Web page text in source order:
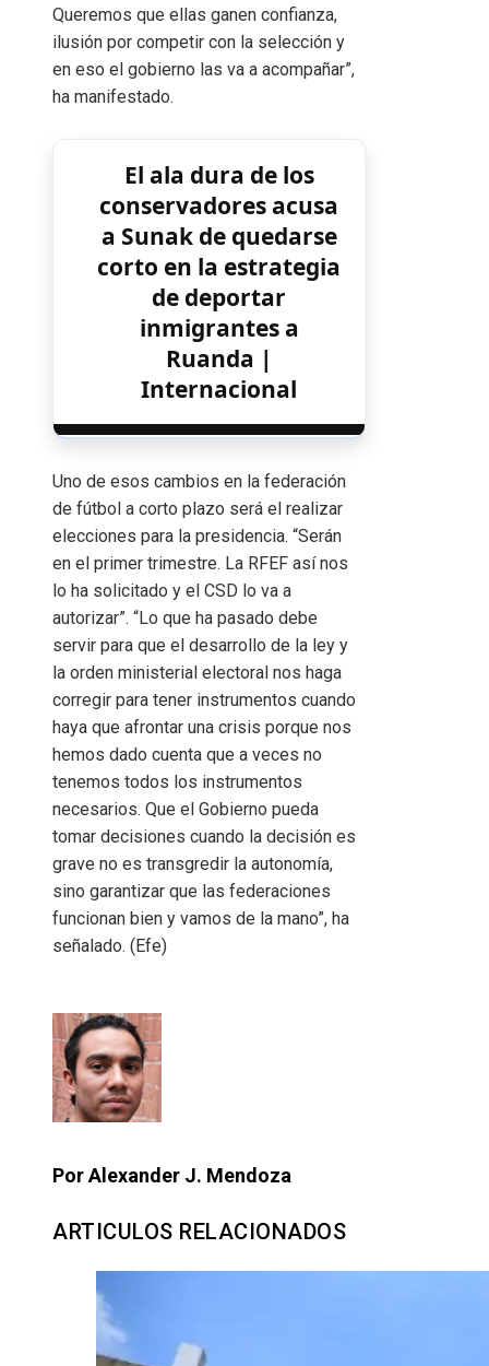
Queremos que ellas ganen confianza,
ilusión por competir con la selección y
en eso el gobierno las va a acompañar”,
ha manifestado.
El ala dura de los
conservadores acusa
a Sunak de quedarse
corto en la estrategia
de deportar
inmigrantes a
Ruanda |
Internacional
Uno de esos cambios en la federación
de fútbol a corto plazo será el realizar
elecciones para la presidencia. “Serán
en el primer trimestre. La RFEF así nos
lo ha solicitado y el CSD lo va a
autorizar”. “Lo que ha pasado debe
servir para que el desarrollo de la ley y
la orden ministerial electoral nos haga
corregir para tener instrumentos cuando
haya que afrontar una crisis porque nos
hemos dado cuenta que a veces no
tenemos todos los instrumentos
necesarios. Que el Gobierno pueda
tomar decisiones cuando la decisión es
grave no es transgredir la autonomía,
sino garantizar que las federaciones
funcionan bien y vamos de la mano”, ha
señalado. (Efe)
Por Alexander J. Mendoza
ARTICULOS RELACIONADOS